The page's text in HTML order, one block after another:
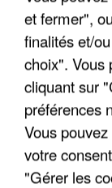
INTERPELLÉ
et fermer",
finalités et/
choix". Vous
cliquant sur
préférences
Vous
votre
"Gérer les